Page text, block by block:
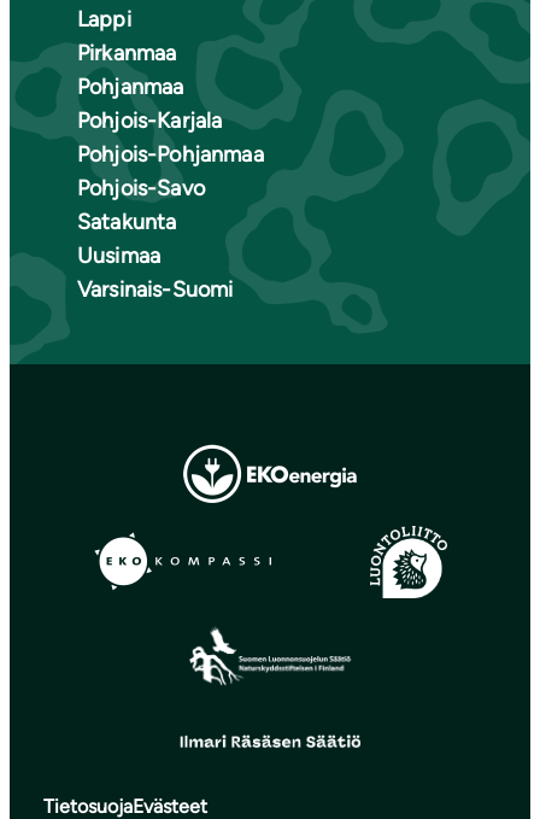
Lappi
Pirkanmaa
Pohjanmaa
Pohjois-Karjala
Pohjois-Pohjanmaa
Pohjois-Savo
Satakunta
Uusimaa
Varsinais-Suomi
TietosuojaEvästeet